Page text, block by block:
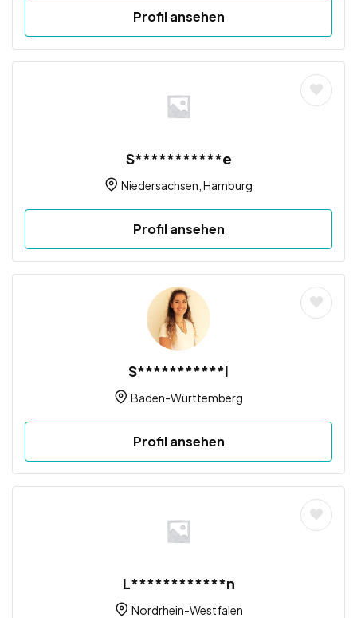
Profil ansehen
S***********e
Niedersachsen Hamburg
Profil ansehen
S***********l
Baden-Württemberg
Profil ansehen
L************n
Nordrhein-Westfalen